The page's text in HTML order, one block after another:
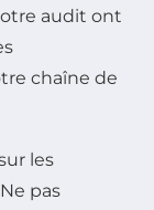
audit ont
chaîne de
les
pas